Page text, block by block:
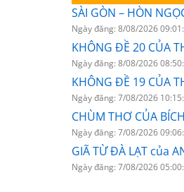
SÀI GÒN – HÒN
Ngày đăng: 8/08/2026
KHÔNG ĐỀ 20 CỦA
Ngày đăng: 8/08/2026
KHÔNG ĐỀ 19 CỦA
Ngày đăng: 7/08/2026
CHÙM THƠ CỦA
Ngày đăng: 7/08/2026
GIÃ TỪ ĐÀ LẠT của
Ngày đăng: 7/08/2026